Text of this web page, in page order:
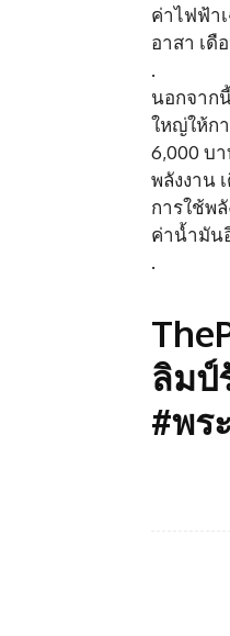
ค่าไฟฟ้า
อาสา เดื
.
นอกจาก
ใหญ่ให้ก
6,000 บ
พลังงาน
การใช้พ
ค่าน้ำมัน
.
ลิมป์
#พร